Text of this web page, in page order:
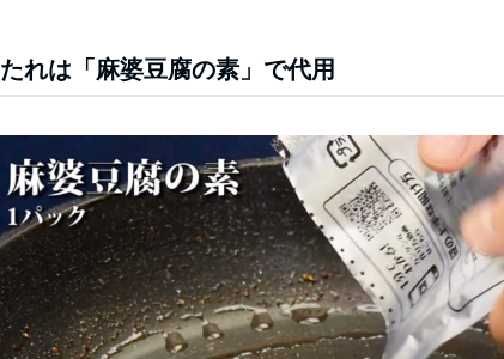
たれは「麻婆豆腐の素」で代用